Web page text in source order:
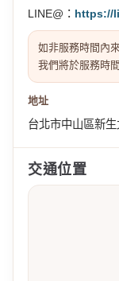
LINE@： https://
如非服務時間內
我們將於服務時
地址
台北市中山區新
交通位置